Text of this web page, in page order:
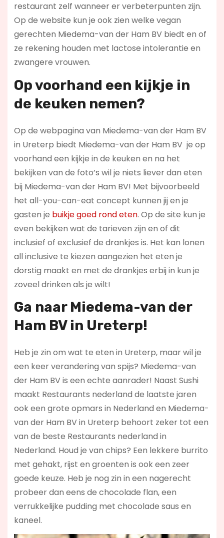
restaurant zelf wanneer er verbeterpunten zijn.
Op de website kun je ook zien welke vegan
gerechten Miedema-van der Ham BV biedt en of
ze rekening houden met lactose intolerantie en
zwangere vrouwen.
Op voorhand een kijkje in
de keuken nemen?
Op de webpagina van Miedema-van der Ham BV
in Ureterp biedt Miedema-van der Ham BV je op
voorhand een kijkje in de keuken en na het
bekijken van de foto’s wil je niets liever dan eten
bij Miedema-van der Ham BV! Met bijvoorbeeld
het all-you-can-eat concept kunnen jij en je
gasten je buikje goed rond eten. Op de site kun je
even bekijken wat de tarieven zijn en of dit
inclusief of exclusief de drankjes is. Het kan lonen
all inclusive te kiezen aangezien het eten je
dorstig maakt en met de drankjes erbij in kun je
zoveel drinken als je wilt!
Ga naar Miedema-van der
Ham BV in Ureterp!
Heb je zin om wat te eten in Ureterp, maar wil je
een keer verandering van spijs? Miedema-van
der Ham BV is een echte aanrader! Naast Sushi
maakt Restaurants nederland de laatste jaren
ook een grote opmars in Nederland en Miedema-
van der Ham BV in Ureterp behoort zeker tot een
van de beste Restaurants nederland in
Nederland. Houd je van chips? Een lekkere burrito
met gehakt, rijst en groenten is ook een zeer
goede keuze. Heb je nog zin in een nagerecht
probeer dan eens de chocolade flan, een
verrukkelijke pudding met chocolade saus en
kaneel.